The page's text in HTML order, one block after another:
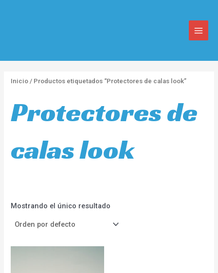
Inicio / Productos etiquetados “Protectores de calas look”
Protectores de
calas look
Mostrando el único resultado